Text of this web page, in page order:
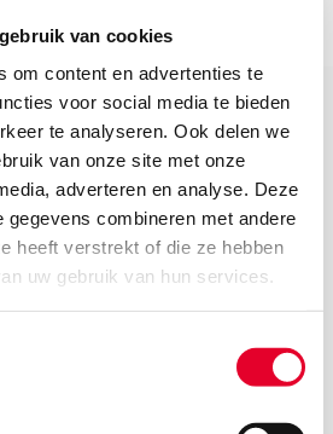
van cookies
om content en advertenties te
voor social media te bieden
te analyseren. Ook delen we
van onze site met onze
adverteren en analyse. Deze
gegevens combineren met andere
heeft verstrekt of die ze hebben
uw gebruik van hun services.
in Eindhoven bereikte
hoogste punt! De realisatie
40 appartementen en
voort zullen komen,
oplevering rond juli